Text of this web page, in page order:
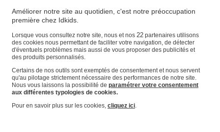
Vos informations personnelles
Suivre une commande
Magasin
Panier
Favoris
Améliorer notre site au quotidien, c'est notre préoccupation
première chez Idkids.
Lorsque vous consultez notre site, nous et nos 22partenaires utilisons
des cookies nous permettant de faciliter votre navigation, de détecter
d'éventuels problèmes mais aussi de vous proposer des publicités et
des produits personnalisés.
Certains de nos outils sont exemptés de consentement et nous servent
qu'au pilotage strictement nécessaire des performances de notre site.
Nous vous laissons la possibilité de paramétrer votre consentement
aux différentes typologies de cookies.
Pour en savoir plus sur les cookies, cliquez ici.